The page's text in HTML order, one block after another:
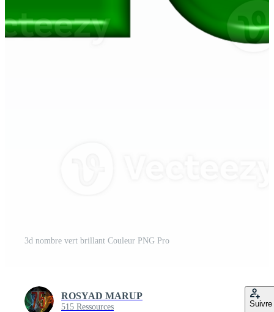
3d nombre vert brillant Couleur PNG Pro
ROSYAD MARUP
515 Ressources Suivre